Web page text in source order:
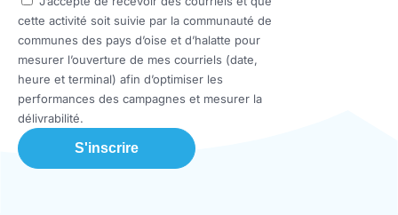
cette activité soit suivie par la communauté de
communes des pays d’oise et d’halatte pour
mesurer l’ouverture de mes courriels (date,
heure et terminal) afin d’optimiser les
performances des campagnes et mesurer la
délivrabilité.